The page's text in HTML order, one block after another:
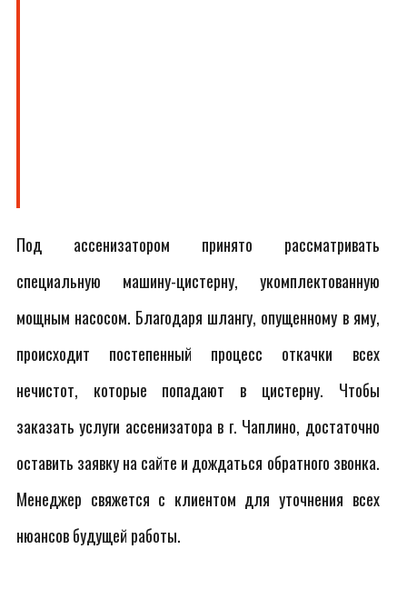
Под ассенизатором принято рассматривать
специальную машину-цистерну, укомплектованную
мощным насосом. Благодаря шлангу, опущенному в яму,
происходит постепенный процесс откачки всех
нечистот, которые попадают в цистерну. Чтобы
заказать услуги ассенизатора в г. Чаплино, достаточно
оставить заявку на сайте и дождаться обратного звонка.
Менеджер свяжется с клиентом для уточнения всех
нюансов будущей работы.